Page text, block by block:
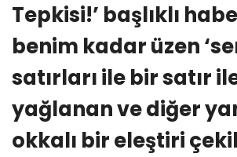
Tepkisi!’ başlıklı
benim kadar üzen
satırları ile bir satır
yağlanan ve diğer
okkalı bir eleştiri